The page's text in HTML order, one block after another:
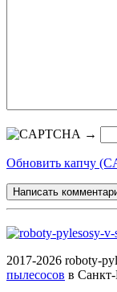
→
Обновить капчу
2017-2026 roboty-
пылесосов в Санкт-